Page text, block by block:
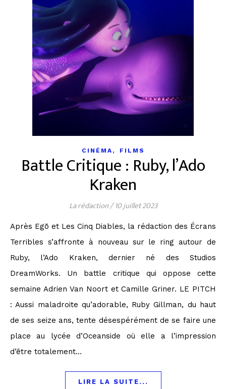
CINÉMA , FILMS
Battle Critique : Ruby, l’Ado
Kraken
La rédaction/ 10 juillet 2023
Après Egō et Les Cinq Diables, la rédaction des Écrans
Terribles s’affronte à nouveau sur le ring autour de
Ruby, l’Ado Kraken, dernier né des Studios
DreamWorks. Un battle critique qui oppose cette
semaine Adrien Van Noort et Camille Griner. LE PITCH
: Aussi maladroite qu’adorable, Ruby Gillman, du haut
de ses seize ans, tente désespérément de se faire une
place au lycée d’Oceanside où elle a l’impression
d’être totalement…
LIRE LA SUITE...